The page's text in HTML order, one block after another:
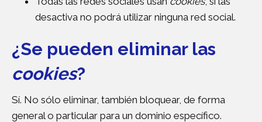
desactiva no podrá utilizar ninguna red social.
¿Se pueden eliminar las
cookies?
Sí. No sólo eliminar, también bloquear, de forma
general o particular para un dominio específico.